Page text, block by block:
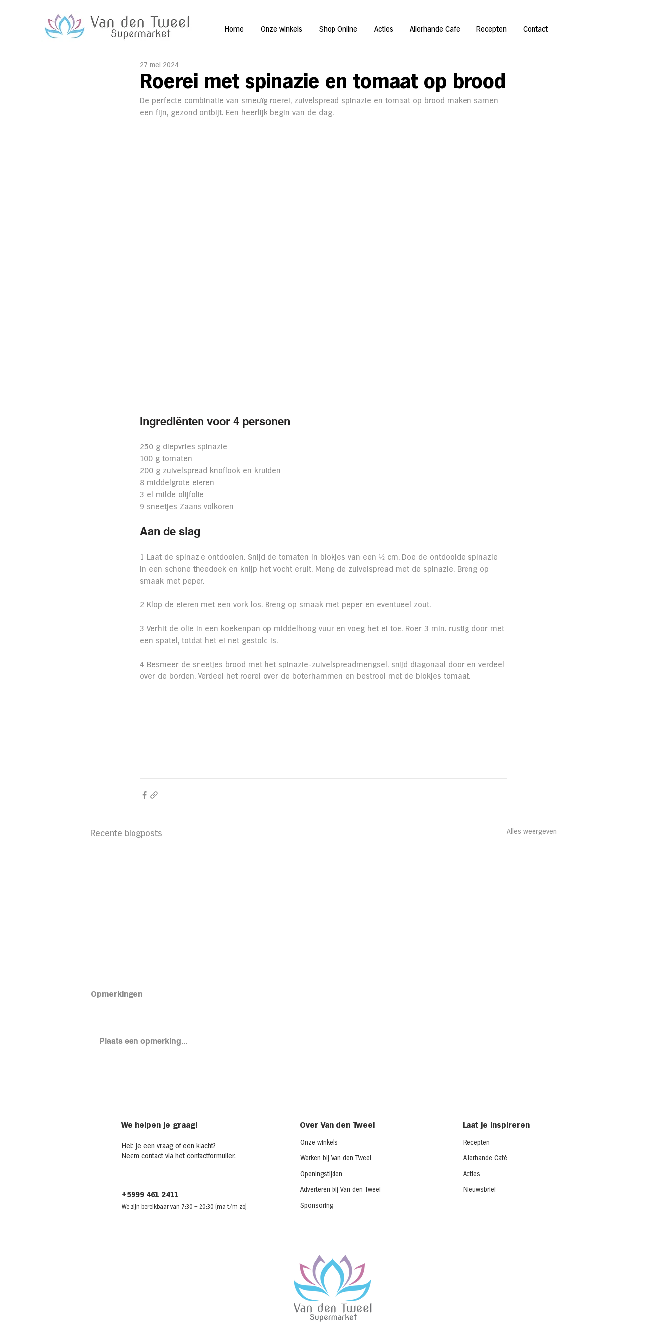
Home Onze winkels Shop Online Acties Allerhande Cafe Recepten Contact
Roerei met spinazie en tomaat op brood
27 mei 2024
De perfecte combinatie van smeuïg roerei, zuivelspread spinazie en tomaat op brood maken samen
een fijn, gezond ontbijt. Een heerlijk begin van de dag.
Ingrediënten voor 4 personen
250 g diepvries spinazie
100 g tomaten
200 g zuivelspread knoflook en kruiden
8 middelgrote eieren
3 el milde olijfolie
9 sneetjes Zaans volkoren
Aan de slag
1 Laat de spinazie ontdooien. Snijd de tomaten in blokjes van een ½ cm. Doe de ontdooide spinazie
in een schone theedoek en knijp het vocht eruit. Meng de zuivelspread met de spinazie. Breng op
smaak met peper.
2 Klop de eieren met een vork los. Breng op smaak met peper en eventueel zout.
3 Verhit de olie in een koekenpan op middelhoog vuur en voeg het ei toe. Roer 3 min. rustig door met
een spatel, totdat het ei net gestold is.
4 Besmeer de sneetjes brood met het spinazie-zuivelspreadmengsel, snijd diagonaal door en verdeel
over de borden. Verdeel het roerei over de boterhammen en bestrooi met de blokjes tomaat.
Recente blogposts Alles weergeven
Opmerkingen
Plaats een opmerking...
We helpen je graag!
Heb je een vraag of een klacht?
Neem contact via het contactformulier.
+5999 461 2411
We zijn bereikbaar van 7:30 – 20:30 (ma t/m zo)
Over Van den Tweel
Onze winkels
Werken bij Van den Tweel
Openingstijden
Adverteren bij Van den Tweel
Sponsoring
Laat je inspireren
Recepten
Allerhande Café
Acties
Nieuwsbrief